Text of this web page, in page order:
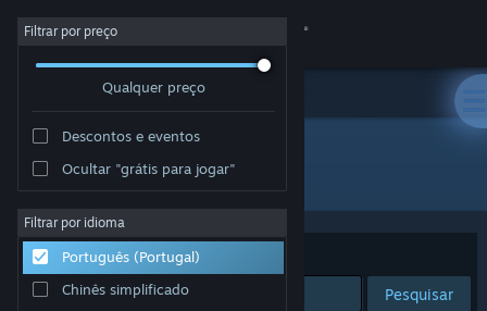
Iniciar sessão
Sobre
Apoio
Filtrar por preço
Qualquer preço
Descontos e eventos
Ocultar "grátis para jogar"
Filtrar por idioma
Português (Portugal)
Chinês simplificado
Developer: Team Jade
Ordenar por Relevância
Pesquisar